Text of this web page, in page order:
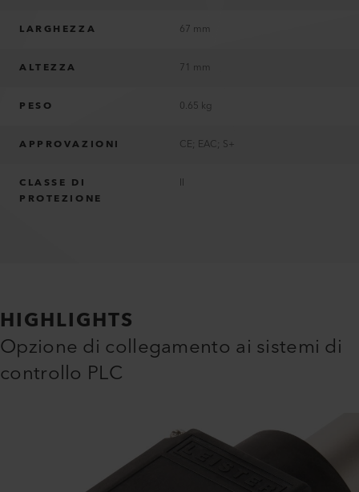
LARGHEZZA 67 mm
ALTEZZA 71 mm
PESO 0.65 kg
APPROVAZIONI CE; EAC; S+
CLASSE DI
PROTEZIONE
II
HIGHLIGHTS
Opzione di collegamento ai sistemi di
controllo PLC